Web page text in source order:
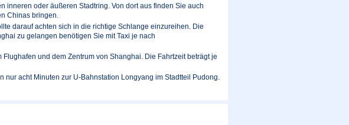
inneren oder äußeren Stadtring. Von dort aus finden Sie auch
Chinas bringen.
darauf achten sich in die richtige Schlange einzureihen. Die
zu gelangen benötigen Sie mit Taxi je nach
und dem Zentrum von Shanghai. Die Fahrtzeit beträgt je
acht Minuten zur U-Bahnstation Longyang im Stadtteil Pudong.